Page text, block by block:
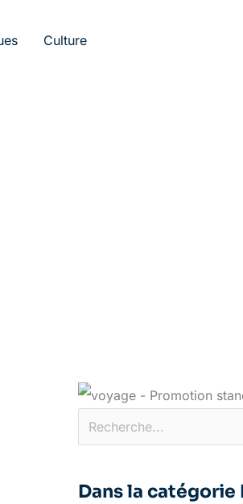
Culture
Dans la catégorie